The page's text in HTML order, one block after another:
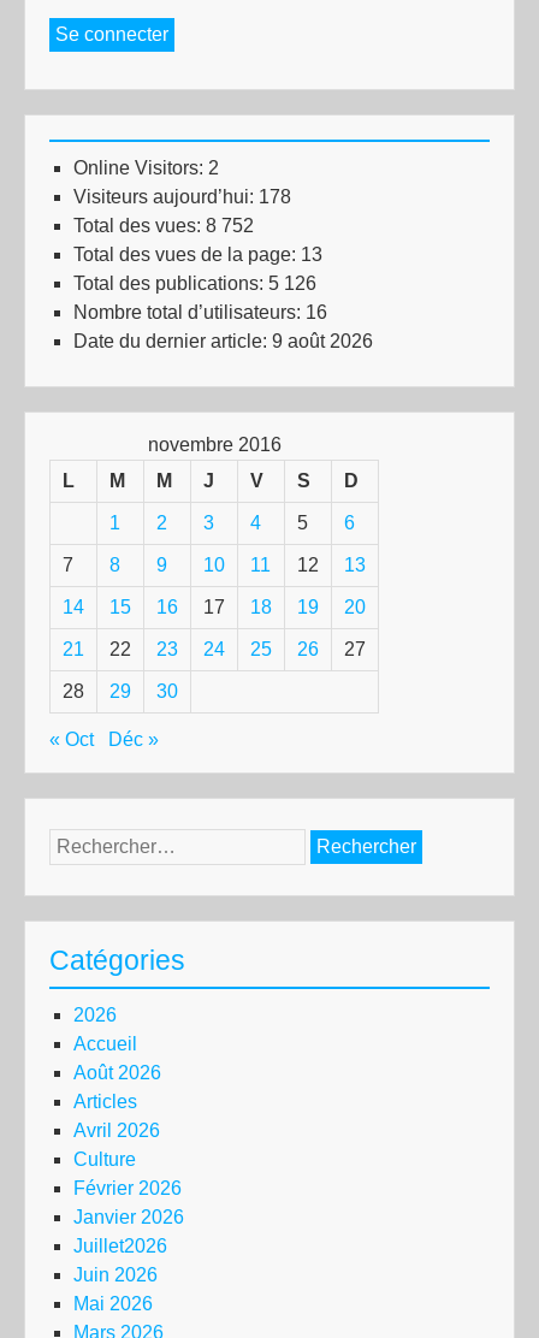
Se connecter
Online Visitors: 2
Visiteurs aujourd’hui: 178
Total des vues: 8 752
Total des vues de la page: 13
Total des publications: 5 126
Nombre total d’utilisateurs: 16
Date du dernier article: 9 août 2026
novembre 2016
L
M M J V S D
1 2 3 4 5 6
7 8 9 10 11 12 13
14 15 16 17 18 19 20
21 22 23 24 25 26 27
28 29 30
« Oct Déc »
Rechercher :
Catégories
2026
Accueil
Août 2026
Articles
Avril 2026
Culture
Février 2026
Janvier 2026
Juillet2026
Juin 2026
Mai 2026
Mars 2026